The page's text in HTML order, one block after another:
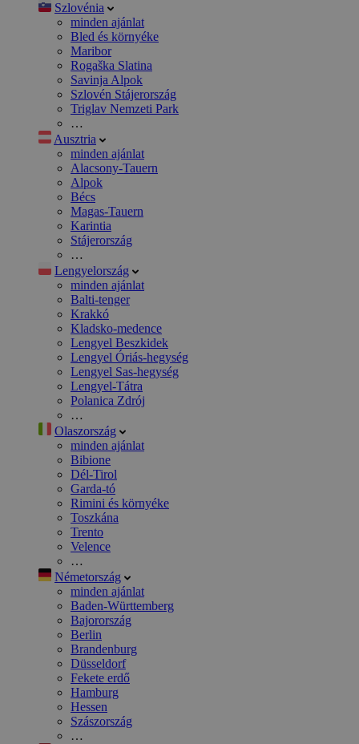
Szlovénia
minden ajánlat
Bled és környéke
Maribor
Rogaška Slatina
Savinja Alpok
Szlovén Stájerország
Triglav Nemzeti Park
…
Ausztria
minden ajánlat
Alacsony-Tauern
Alpok
Bécs
Magas-Tauern
Karintia
Stájerország
…
Lengyelország
minden ajánlat
Balti-tenger
Krakkó
Kladsko-medence
Lengyel Beszkidek
Lengyel Óriás-hegység
Lengyel Sas-hegység
Lengyel-Tátra
Polanica Zdrój
…
Olaszország
minden ajánlat
Bibione
Dél-Tirol
Garda-tó
Rimini és környéke
Toszkána
Trento
Velence
…
Németország
minden ajánlat
Baden-Württemberg
Bajorország
Berlin
Brandenburg
Düsseldorf
Fekete erdő
Hamburg
Hessen
Szászország
…